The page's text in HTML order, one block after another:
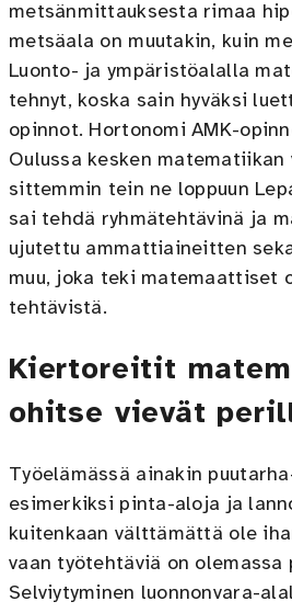
metsänmittauksesta rimaa
metsäala on muutakin, kuin
Luonto- ja ympäristöalalla
tehnyt, koska sain hyväksi
opinnot. Hortonomi AMK-
Oulussa kesken matematiikan
sittemmin tein ne loppuun
sai tehdä ryhmätehtävinä ja
ujutettu ammattiaineitten
muu, joka teki matemaattiset
tehtävistä.
Kiertoreitit
ohitse vievät
Työelämässä ainakin
esimerkiksi pinta-aloja ja
kuitenkaan välttämättä ole
vaan työtehtäviä on olemassa
Selviytyminen luonnonvara-